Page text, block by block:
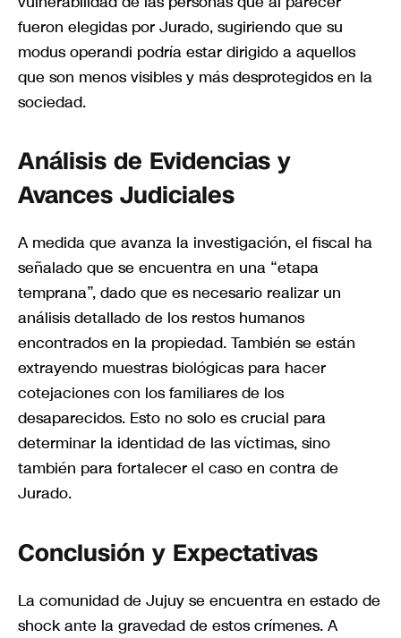
fueron elegidas por Jurado, sugiriendo que su
modus operandi podría estar dirigido a aquellos
que son menos visibles y más desprotegidos en la
sociedad.
Análisis de Evidencias y
Avances Judiciales
A medida que avanza la investigación, el fiscal ha
señalado que se encuentra en una “etapa
temprana”, dado que es necesario realizar un
análisis detallado de los restos humanos
encontrados en la propiedad. También se están
extrayendo muestras biológicas para hacer
cotejaciones con los familiares de los
desaparecidos. Esto no solo es crucial para
determinar la identidad de las víctimas, sino
también para fortalecer el caso en contra de
Jurado.
Conclusión y Expectativas
La comunidad de Jujuy se encuentra en estado de
shock ante la gravedad de estos crímenes. A